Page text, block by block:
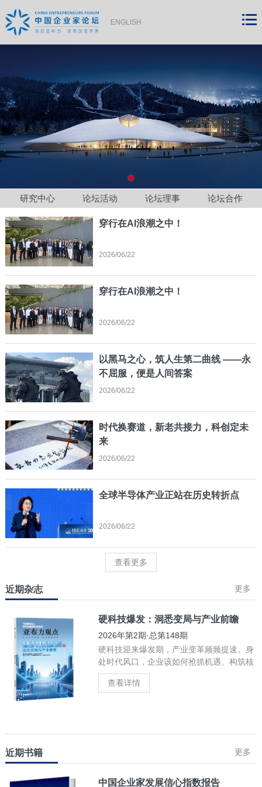
ENGLISH
研究中心 论坛活动 论坛理事 论坛合作
穿行在AI浪潮之中！
2026/06/22
穿行在AI浪潮之中！
2026/06/22
以黑马之心，筑人生第二曲线 ——永
不屈服，便是人间答案
2026/06/22
时代换赛道，新老共接力，科创定未
来
2026/06/22
全球半导体产业正站在历史转折点
2026/06/22
查看更多
近期杂志 更多
硬科技爆发：洞悉变局与产业前瞻
2026年第2期·总第148期
硬科技迎来爆发期，产业变革频频提速。身
处时代风口，企业该如何抢抓机遇、构筑核
心竞争力？
查看详情
近期书籍 更多
中国企业家发展信心指数报告